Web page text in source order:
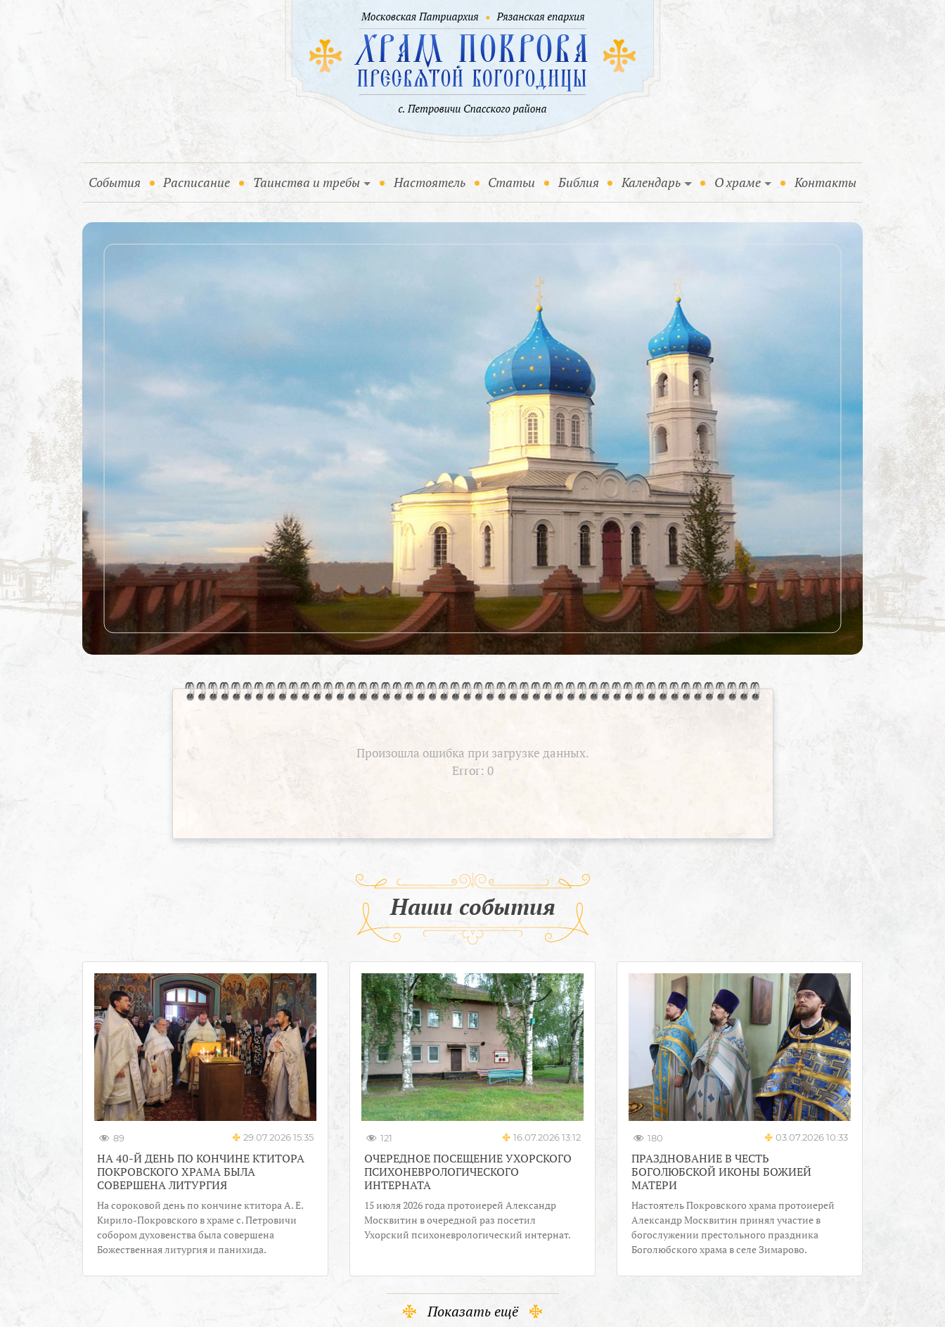
События (current)
Расписание Таинства и требы Настоятель Статьи Библия Календарь О храме Контакты
Произошла ошибка при загрузке данных.
Error: 0
Наши события
89 29.07.2026 15:35
НА 40-Й ДЕНЬ ПО КОНЧИНЕ КТИТОРА
ПОКРОВСКОГО ХРАМА БЫЛА
СОВЕРШЕНА ЛИТУРГИЯ
На сороковой день по кончине ктитора А. Е.
Кирило-Покровского в храме с. Петровичи
собором духовенства была совершена
Божественная литургия и панихида.
121 16.07.2026 13:12
ОЧЕРЕДНОЕ ПОСЕЩЕНИЕ УХОРСКОГО
ПСИХОНЕВРОЛОГИЧЕСКОГО
ИНТЕРНАТА
15 июля 2026 года протоиерей Александр
Москвитин в очередной раз посетил
Ухорский психоневрологический интернат.
180 03.07.2026 10:33
ПРАЗДНОВАНИЕ В ЧЕСТЬ
БОГОЛЮБСКОЙ ИКОНЫ БОЖИЕЙ
МАТЕРИ
Настоятель Покровского храма протоиерей
Александр Москвитин принял участие в
богослужении престольного праздника
Боголюбского храма в селе Зимарово.
Показать ещё